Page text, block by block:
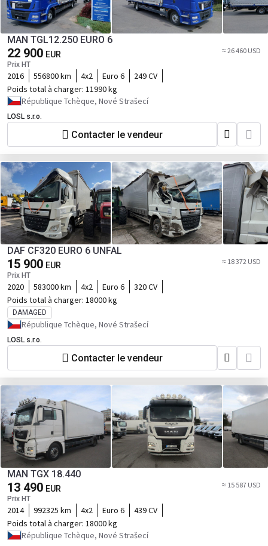
MAN TGL12.250 EURO 6
22 900 EUR
Prix HT
≈ 26 460 USD
2016 556800 km 4x2 Euro 6
249 CV
Poids total à charger: 11990 kg
République Tchèque, Nové Strašecí
LOSL s.r.o.
Contacter le vendeur
DAF CF320 EURO 6 UNFAL
15 900 EUR
Prix HT
≈ 18 372 USD
2020 583000 km 4x2 Euro 6
320 CV
Poids total à charger: 18000 kg
DAMAGED
République Tchèque, Nové Strašecí
LOSL s.r.o.
Contacter le vendeur
MAN TGX 18.440
13 490 EUR
Prix HT
≈ 15 587 USD
2014 992325 km 4x2 Euro 6
439 CV
Poids total à charger: 18000 kg
République Tchèque, Nové Strašecí